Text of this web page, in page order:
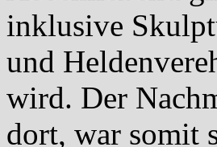
inklusive
und
wird. Der
dort, war somit